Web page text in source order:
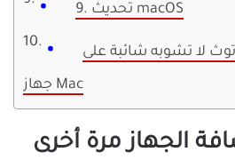
9. تحديث macOS
لا تشوبه شائبة على
جهاز Mac